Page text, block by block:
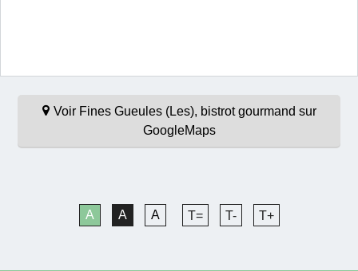
Voir Fines Gueules (Les), bistrot gourmand sur
GoogleMaps
A A A T= T- T+